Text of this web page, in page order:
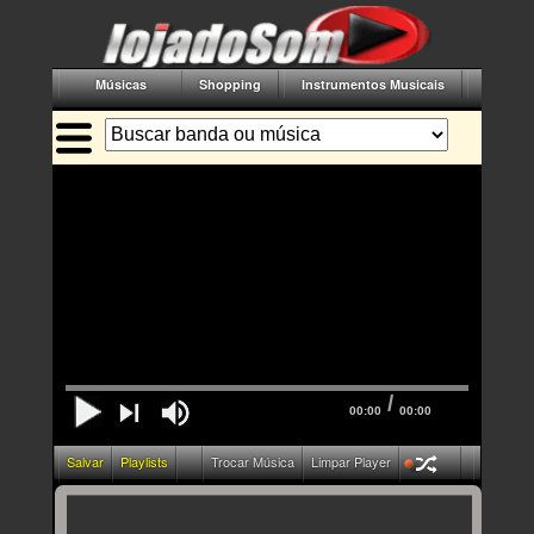
Músicas Shopping Instrumentos Musicais
00:00 / 00:00
Salvar Playlists Trocar Música Limpar Player